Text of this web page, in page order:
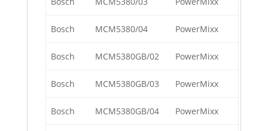
Bosch MCM5380/04 PowerMixx
Bosch MCM5380GB/02 PowerMixx
Bosch MCM5380GB/03 PowerMixx
Bosch MCM5380GB/04 PowerMixx